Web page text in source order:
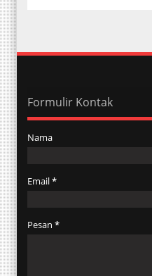
Formulir Kontak
Nama
Email*
Pesan *